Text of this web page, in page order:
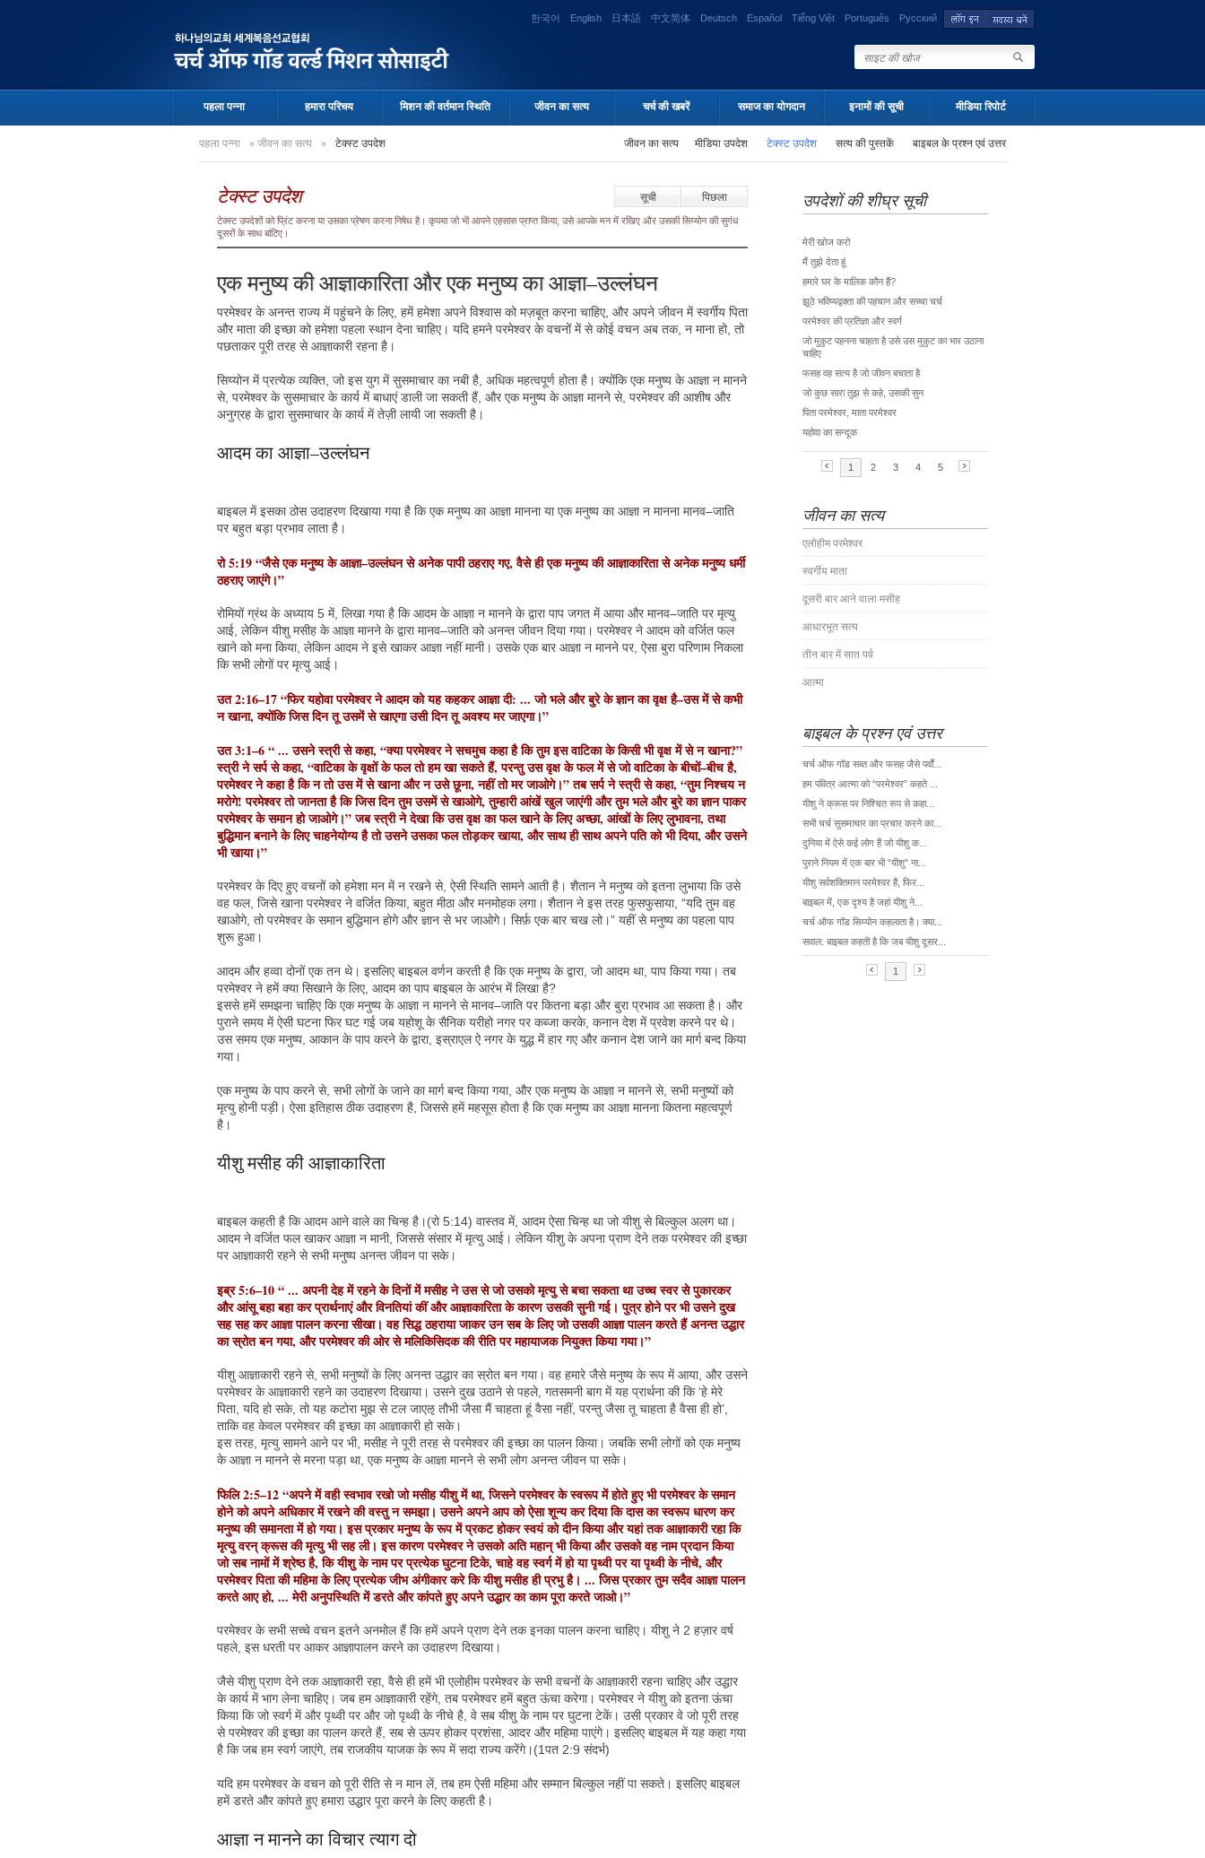
한국어 English 日本語 中文简体 Deutsch Español Tiếng Việt Português Русский
पहला पन्ना हमारा परिचय मिशन की वर्तमान स्थिति जीवन का सत्य चर्च की खबरें समाज का योगदान इनामों की सूची मीडिया रिपोर्ट
पहला पन्ना »जीवन का सत्य » टेक्स्ट उपदेश जीवन का सत्य मीडिया उपदेश टेक्स्ट उपदेश सत्य की पुस्तकें बाइबल के प्रश्न एवं उत्तर
टेक्स्ट उपदेश सूची पिछला
टेक्स्ट उपदेशों को प्रिंट करना या उसका प्रेषण करना निषेध है। कृपया जो भी आपने एहसास प्राप्त किया, उसे आपके मन में रखिए और उसकी सिय्योन की सुगंध
दूसरों के साथ बांटिए।
एक मनुष्य की आज्ञाकारिता और एक मनुष्य का आज्ञा–उल्लंघन
परमेश्वर के अनन्त राज्य में पहुंचने के लिए, हमें हमेशा अपने विश्वास को मज़बूत करना चाहिए, और अपने जीवन में स्वर्गीय पिता
और माता की इच्छा को हमेशा पहला स्थान देना चाहिए। यदि हमने परमेश्वर के वचनों में से कोई वचन अब तक, न माना हो, तो
पछताकर पूरी तरह से आज्ञाकारी रहना है।
सिय्योन में प्रत्येक व्यक्ति, जो इस युग में सुसमाचार का नबी है, अधिक महत्वपूर्ण होता है। क्योंकि एक मनुष्य के आज्ञा न मानने
से, परमेश्वर के सुसमाचार के कार्य में बाधाएं डाली जा सकती हैं, और एक मनुष्य के आज्ञा मानने से, परमेश्वर की आशीष और
अनुग्रह के द्वारा सुसमाचार के कार्य में तेज़ी लायी जा सकती है।
आदम का आज्ञा–उल्लंघन
बाइबल में इसका ठोस उदाहरण दिखाया गया है कि एक मनुष्य का आज्ञा मानना या एक मनुष्य का आज्ञा न मानना मानव–जाति
पर बहुत बड़ा प्रभाव लाता है।
रो 5:19 “जैसे एक मनुष्य के आज्ञा–उल्लंघन से अनेक पापी ठहराए गए, वैसे ही एक मनुष्य की आज्ञाकारिता से अनेक मनुष्य धर्मी
ठहराए जाएंगे।”
रोमियों ग्रंथ के अध्याय 5 में, लिखा गया है कि आदम के आज्ञा न मानने के द्वारा पाप जगत में आया और मानव–जाति पर मृत्यु
आई, लेकिन यीशु मसीह के आज्ञा मानने के द्वारा मानव–जाति को अनन्त जीवन दिया गया। परमेश्वर ने आदम को वर्जित फल
खाने को मना किया, लेकिन आदम ने इसे खाकर आज्ञा नहीं मानी। उसके एक बार आज्ञा न मानने पर, ऐसा बुरा परिणाम निकला
कि सभी लोगों पर मृत्यु आई।
उत 2:16–17 “फिर यहोवा परमेश्वर ने आदम को यह कहकर आज्ञा दी: ... जो भले और बुरे के ज्ञान का वृक्ष है–उस में से कभी
न खाना, क्योंकि जिस दिन तू उसमें से खाएगा उसी दिन तू अवश्य मर जाएगा।”
उत 3:1–6 “ ... उसने स्त्री से कहा, “क्या परमेश्वर ने सचमुच कहा है कि तुम इस वाटिका के किसी भी वृक्ष में से न खाना?”
स्त्री ने सर्प से कहा, “वाटिका के वृक्षों के फल तो हम खा सकते हैं, परन्तु उस वृक्ष के फल में से जो वाटिका के बीचों–बीच है,
परमेश्वर ने कहा है कि न तो उस में से खाना और न उसे छूना, नहीं तो मर जाओगे।” तब सर्प ने स्त्री से कहा, “तुम निश्चय न
मरोगे! परमेश्वर तो जानता है कि जिस दिन तुम उसमें से खाओगे, तुम्हारी आंखें खुल जाएंगी और तुम भले और बुरे का ज्ञान पाकर
परमेश्वर के समान हो जाओगे।” जब स्त्री ने देखा कि उस वृक्ष का फल खाने के लिए अच्छा, आंखों के लिए लुभावना, तथा
बुद्धिमान बनाने के लिए चाहनेयोग्य है तो उसने उसका फल तोड़कर खाया, और साथ ही साथ अपने पति को भी दिया, और उसने
भी खाया।”
परमेश्वर के दिए हुए वचनों को हमेशा मन में न रखने से, ऐसी स्थिति सामने आती है। शैतान ने मनुष्य को इतना लुभाया कि उसे
वह फल, जिसे खाना परमेश्वर ने वर्जित किया, बहुत मीठा और मनमोहक लगा। शैतान ने इस तरह फुसफुसाया, “यदि तुम वह
खाओगे, तो परमेश्वर के समान बुद्धिमान होगे और ज्ञान से भर जाओगे। सिर्फ़ एक बार चख लो।” यहीं से मनुष्य का पहला पाप
शुरू हुआ।
आदम और हव्वा दोनों एक तन थे। इसलिए बाइबल वर्णन करती है कि एक मनुष्य के द्वारा, जो आदम था, पाप किया गया। तब
परमेश्वर ने हमें क्या सिखाने के लिए, आदम का पाप बाइबल के आरंभ में लिखा है?
इससे हमें समझना चाहिए कि एक मनुष्य के आज्ञा न मानने से मानव–जाति पर कितना बड़ा और बुरा प्रभाव आ सकता है। और
पुराने समय में ऐसी घटना फिर घट गई जब यहोशू के सैनिक यरीहो नगर पर कब्जा करके, कनान देश में प्रवेश करने पर थे।
उस समय एक मनुष्य, आकान के पाप करने के द्वारा, इस्राएल ऐ नगर के युद्ध में हार गए और कनान देश जाने का मार्ग बन्द किया
गया।
एक मनुष्य के पाप करने से, सभी लोगों के जाने का मार्ग बन्द किया गया, और एक मनुष्य के आज्ञा न मानने से, सभी मनुष्यों को
मृत्यु होनी पड़ी। ऐसा इतिहास ठीक उदाहरण है, जिससे हमें महसूस होता है कि एक मनुष्य का आज्ञा मानना कितना महत्वपूर्ण
है।
यीशु मसीह की आज्ञाकारिता
बाइबल कहती है कि आदम आने वाले का चिन्ह है।(रो 5:14) वास्तव में, आदम ऐसा चिन्ह था जो यीशु से बिल्कुल अलग था।
आदम ने वर्जित फल खाकर आज्ञा न मानी, जिससे संसार में मृत्यु आई। लेकिन यीशु के अपना प्राण देने तक परमेश्वर की इच्छा
पर आज्ञाकारी रहने से सभी मनुष्य अनन्त जीवन पा सके।
इब्र 5:6–10 “ ... अपनी देह में रहने के दिनों में मसीह ने उस से जो उसको मृत्यु से बचा सकता था उच्च स्वर से पुकारकर
और आंसू बहा बहा कर प्रार्थनाएं और विनतियां कीं और आज्ञाकारिता के कारण उसकी सुनी गई। पुत्र होने पर भी उसने दुख
सह सह कर आज्ञा पालन करना सीखा। वह सिद्ध ठहराया जाकर उन सब के लिए जो उसकी आज्ञा पालन करते हैं अनन्त उद्धार
का स्रोत बन गया, और परमेश्वर की ओर से मलिकिसिदक की रीति पर महायाजक नियुक्त किया गया।”
यीशु आज्ञाकारी रहने से, सभी मनुष्यों के लिए अनन्त उद्धार का स्रोत बन गया। वह हमारे जैसे मनुष्य के रूप में आया, और उसने
परमेश्वर के आज्ञाकारी रहने का उदाहरण दिखाया। उसने दुख उठाने से पहले, गतसमनी बाग में यह प्रार्थना की कि ‘हे मेरे
पिता, यदि हो सके, तो यह कटोरा मुझ से टल जाएऌ तौभी जैसा मैं चाहता हूं वैसा नहीं, परन्तु जैसा तू चाहता है वैसा ही हो’,
ताकि वह केवल परमेश्वर की इच्छा का आज्ञाकारी हो सके।
इस तरह, मृत्यु सामने आने पर भी, मसीह ने पूरी तरह से परमेश्वर की इच्छा का पालन किया। जबकि सभी लोगों को एक मनुष्य
के आज्ञा न मानने से मरना पड़ा था, एक मनुष्य के आज्ञा मानने से सभी लोग अनन्त जीवन पा सके।
फिलि 2:5–12 “अपने में वही स्वभाव रखो जो मसीह यीशु में था, जिसने परमेश्वर के स्वरूप में होते हुए भी परमेश्वर के समान
होने को अपने अधिकार में रखने की वस्तु न समझा। उसने अपने आप को ऐसा शून्य कर दिया कि दास का स्वरूप धारण कर
मनुष्य की समानता में हो गया। इस प्रकार मनुष्य के रूप में प्रकट होकर स्वयं को दीन किया और यहां तक आज्ञाकारी रहा कि
मृत्यु वरन् क्रूस की मृत्यु भी सह ली। इस कारण परमेश्वर ने उसको अति महान् भी किया और उसको वह नाम प्रदान किया
जो सब नामों में श्रेष्ठ है, कि यीशु के नाम पर प्रत्येक घुटना टिके, चाहे वह स्वर्ग में हो या पृथ्वी पर या पृथ्वी के नीचे, और
परमेश्वर पिता की महिमा के लिए प्रत्येक जीभ अंगीकार करे कि यीशु मसीह ही प्रभु है। ... जिस प्रकार तुम सदैव आज्ञा पालन
करते आए हो, ... मेरी अनुपस्थिति में डरते और कांपते हुए अपने उद्धार का काम पूरा करते जाओ।”
परमेश्वर के सभी सच्चे वचन इतने अनमोल हैं कि हमें अपने प्राण देने तक इनका पालन करना चाहिए। यीशु ने 2 हज़ार वर्ष
पहले, इस धरती पर आकर आज्ञापालन करने का उदाहरण दिखाया।
जैसे यीशु प्राण देने तक आज्ञाकारी रहा, वैसे ही हमें भी एलोहीम परमेश्वर के सभी वचनों के आज्ञाकारी रहना चाहिए और उद्धार
के कार्य में भाग लेना चाहिए। जब हम आज्ञाकारी रहेंगे, तब परमेश्वर हमें बहुत ऊंचा करेगा। परमेश्वर ने यीशु को इतना ऊंचा
किया कि जो स्वर्ग में और पृथ्वी पर और जो पृथ्वी के नीचे है, वे सब यीशु के नाम पर घुटना टेकें। उसी प्रकार वे जो पूरी तरह
से परमेश्वर की इच्छा का पालन करते हैं, सब से ऊपर होकर प्रशंसा, आदर और महिमा पाएंगे। इसलिए बाइबल में यह कहा गया
है कि जब हम स्वर्ग जाएंगे, तब राजकीय याजक के रूप में सदा राज्य करेंगे।(1पत 2:9 संदर्भ)
यदि हम परमेश्वर के वचन को पूरी रीति से न मान लें, तब हम ऐसी महिमा और सम्मान बिल्कुल नहीं पा सकते। इसलिए बाइबल
हमें डरते और कांपते हुए हमारा उद्धार पूरा करने के लिए कहती है।
आज्ञा न मानने का विचार त्याग दो
जीवन का सत्य
एलोहीम परमेश्वर
स्वर्गीय माता
दूसरी बार आने वाला मसीह
आधारभूत सत्य
तीन बार में सात पर्व
आत्मा